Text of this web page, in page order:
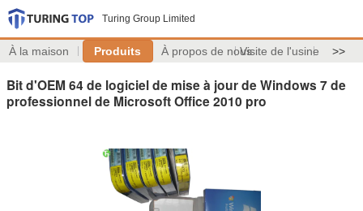
Turing Group Limited
À la maison Produits À propos de nousVisite de l'usine >>
Bit d'OEM 64 de logiciel de mise à jour de Windows 7 de
professionnel de Microsoft Office 2010 pro